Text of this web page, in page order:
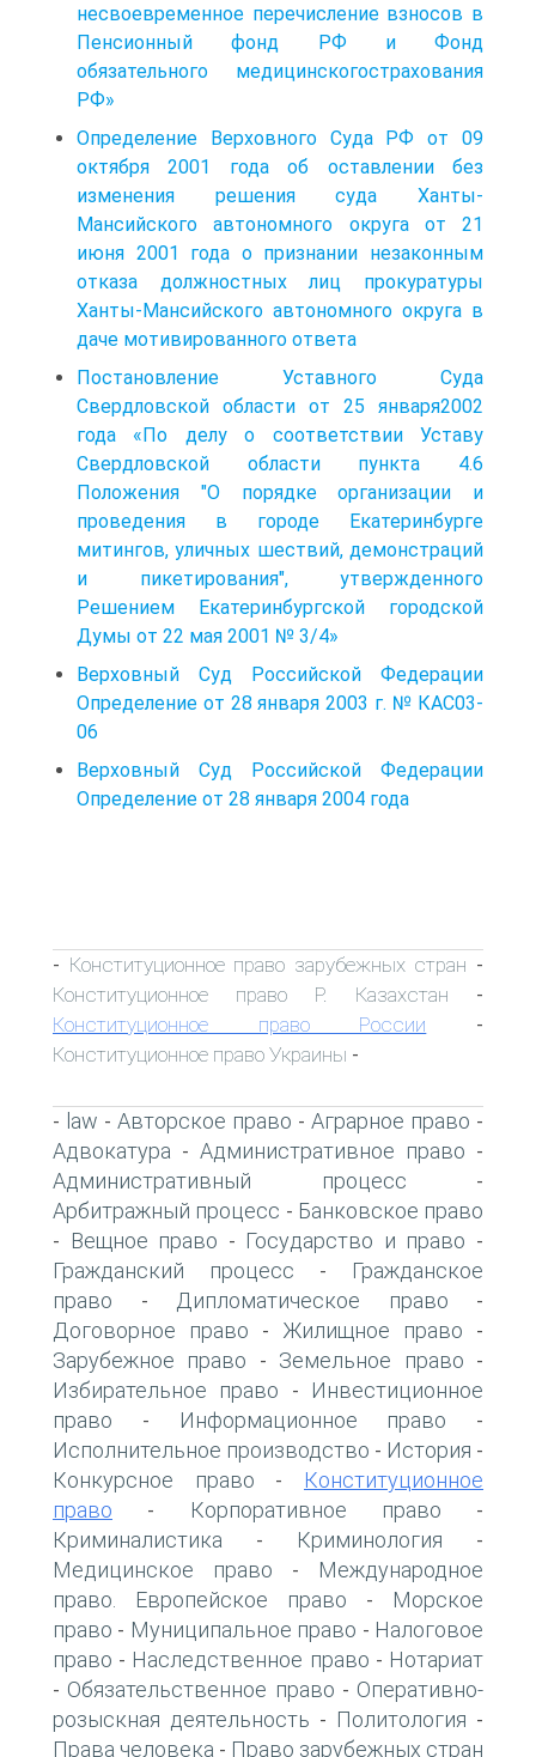
несвоевременное перечисление взносов в
Пенсионный фонд РФ и Фонд
обязательного медицинскогострахования
РФ»
Определение Верховного Суда РФ от 09
октября 2001 года об оставлении без
изменения решения суда Ханты-
Мансийского автономного округа от 21
июня 2001 года о признании незаконным
отказа должностных лиц прокуратуры
Ханты-Мансийского автономного округа в
даче мотивированного ответа
Постановление Уставного Суда
Свердловской области от 25 января2002
года «По делу о соответствии Уставу
Свердловской области пункта 4.6
Положения "О порядке организации и
проведения в городе Екатеринбурге
митингов, уличных шествий, демонстраций
и пикетирования", утвержденного
Решением Екатеринбургской городской
Думы от 22 мая 2001 № 3/4»
Верховный Суд Российской Федерации
Определение от 28 января 2003 г. № КАС03-
06
Верховный Суд Российской Федерации
Определение от 28 января 2004 года
- Конституционное право зарубежных стран -
Конституционное право Р. Казахстан -
Конституционное право России -
Конституционное право Украины -
- law - Авторское право - Аграрное право -
Адвокатура - Административное право -
Административный процесс -
Арбитражный процесс - Банковское право
- Вещное право - Государство и право -
Гражданский процесс -
Гражданское
право - Дипломатическое право -
Договорное право - Жилищное право -
Зарубежное право - Земельное право -
Избирательное право -
Инвестиционное
право - Информационное право -
Исполнительное производство - История -
Конкурсное право -
Конституционное
право - Корпоративное право -
Криминалистика - Криминология -
Медицинское право -
Международное
право. Европейское право -
Морское
право - Муниципальное право - Налоговое
право - Наследственное право - Нотариат
- Обязательственное право - Оперативно-
розыскная деятельность - Политология -
Права человека - Право зарубежных стран